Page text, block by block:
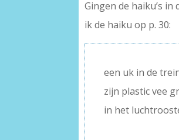
Gingen de haiku’s
ik de haiku op p. 30:
een uk in de
zijn plastic vee
in het